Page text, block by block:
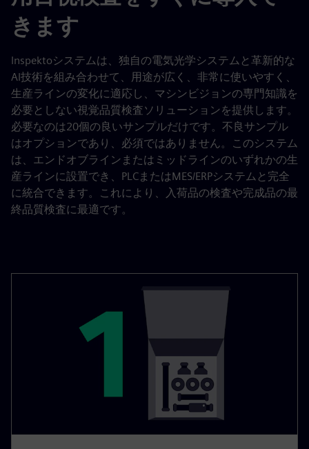
きます
Inspektoシステムは、独自の電気光学システムと革新的な
AI技術を組み合わせて、用途が広く、非常に使いやすく、
生産ラインの変化に適応し、マシンビジョンの専門知識を
必要としない視覚品質検査ソリューションを提供します。
必要なのは20個の良いサンプルだけです。不良サンプル
はオプションであり、必須ではありません。このシステム
は、エンドオブラインまたはミッドラインのいずれかの生
産ラインに設置でき、PLCまたはMES/ERPシステムと完全
に統合できます。これにより、入荷品の検査や完成品の最
終品質検査に最適です。